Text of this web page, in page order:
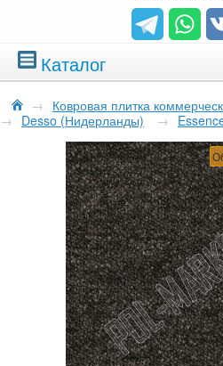
Каталог
→ Ковровая плитка
→ Desso (Нидерланды) →